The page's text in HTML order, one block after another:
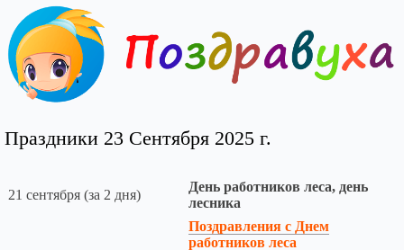
Праздники 23 Сентября 2025 г.
21 сентября (за 2 дня)
День работников леса, день
лесника
Поздравления с Днем
работников леса